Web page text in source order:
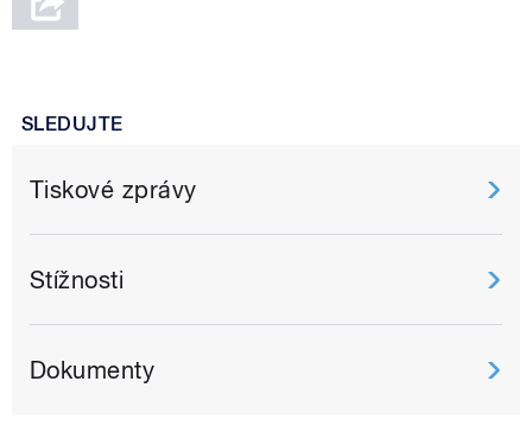
SLEDUJTE
Tiskové zprávy
Stížnosti
Dokumenty